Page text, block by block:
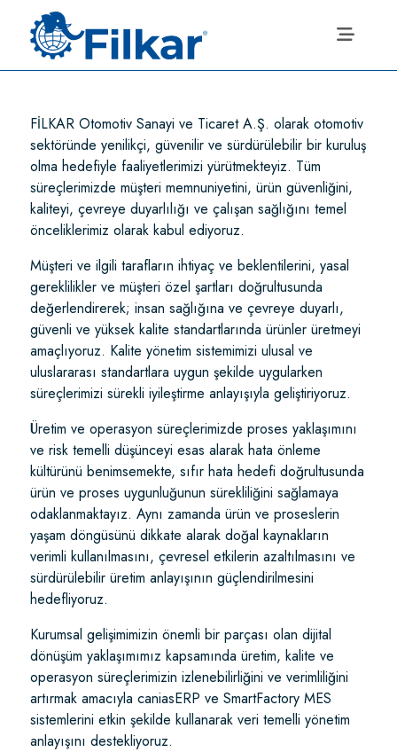
FİLKAR Otomotiv Sanayi ve Ticaret A.Ş. olarak otomotiv
sektöründe yenilikçi, güvenilir ve sürdürülebilir bir kuruluş
olma hedefiyle faaliyetlerimizi yürütmekteyiz. Tüm
süreçlerimizde müşteri memnuniyetini, ürün güvenliğini,
kaliteyi, çevreye duyarlılığı ve çalışan sağlığını temel
önceliklerimiz olarak kabul ediyoruz.
Müşteri ve ilgili tarafların ihtiyaç ve beklentilerini, yasal
gereklilikler ve müşteri özel şartları doğrultusunda
değerlendirerek; insan sağlığına ve çevreye duyarlı,
güvenli ve yüksek kalite standartlarında ürünler üretmeyi
amaçlıyoruz. Kalite yönetim sistemimizi ulusal ve
uluslararası standartlara uygun şekilde uygularken
süreçlerimizi sürekli iyileştirme anlayışıyla geliştiriyoruz.
Üretim ve operasyon süreçlerimizde proses yaklaşımını
ve risk temelli düşünceyi esas alarak hata önleme
kültürünü benimsemekte, sıfır hata hedefi doğrultusunda
ürün ve proses uygunluğunun sürekliliğini sağlamaya
odaklanmaktayız. Aynı zamanda ürün ve proseslerin
yaşam döngüsünü dikkate alarak doğal kaynakların
verimli kullanılmasını, çevresel etkilerin azaltılmasını ve
sürdürülebilir üretim anlayışının güçlendirilmesini
hedefliyoruz.
Kurumsal gelişimimizin önemli bir parçası olan dijital
dönüşüm yaklaşımımız kapsamında üretim, kalite ve
operasyon süreçlerimizin izlenebilirliğini ve verimliliğini
artırmak amacıyla caniasERP ve SmartFactory MES
sistemlerini etkin şekilde kullanarak veri temelli yönetim
anlayışını destekliyoruz.